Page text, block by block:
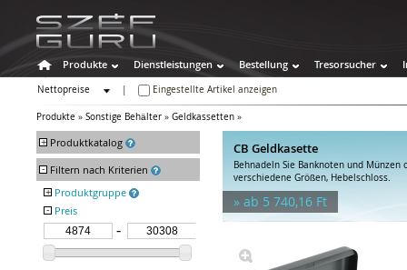
Produkte Dienstleistungen Bestellung Tresorsucher
Nettopreise
Eingestellte Artikel anzeigen
Produkte » Sonstige Behälter » Geldkassetten »
+ Produktkatalog
Tresore
Wertschutzschränke
Feuerschutztresore
Spezialtresore
Waffenschränke
Hoteltresore
- Filtern nach Kriterien
+ Produktgruppe
Technomax Elegant
CB
Technomax Europa
First Alert FA
- Preis
CB Geldkasette
Behnadeln Sie Banknoten und Münzen
verschiedene Größen, Hebelschloss.
» ab 5 740,16 Ft